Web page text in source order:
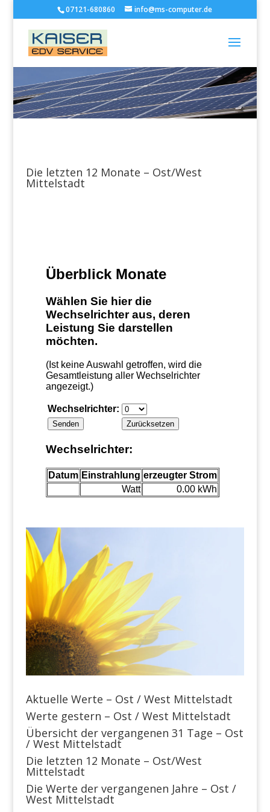
07121-680860 info@ms-computer.de
Die letzten 12 Monate – Ost/West
Mittelstadt
Aktuelle Werte – Ost / West Mittelstadt
Werte gestern – Ost / West Mittelstadt
Übersicht der vergangenen 31 Tage – Ost
/ West Mittelstadt
Die letzten 12 Monate – Ost/West
Mittelstadt
Die Werte der vergangenen Jahre – Ost /
West Mittelstadt